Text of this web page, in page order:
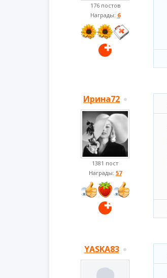
176 постов
Награды: 6
Ирина72
1381 пост
Награды: 57
YASKA83